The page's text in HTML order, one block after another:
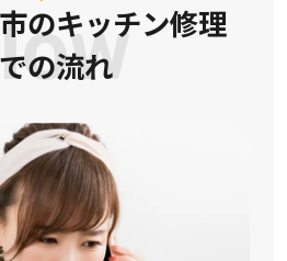
のキッチン修理
の流れ